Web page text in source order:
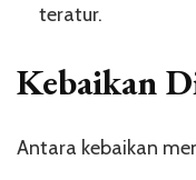
teratur.
Kebaikan
Antara kebaikan